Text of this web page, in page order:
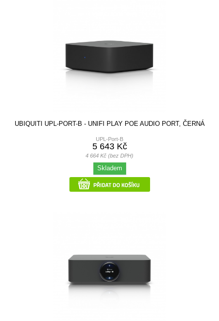
UBIQUITI UPL-PORT-B - UNIFI PLAY POE AUDIO PORT, ČERNÁ
UPL-Port-B
5 643 Kč
4 664 Kč (bez DPH)
Skladem